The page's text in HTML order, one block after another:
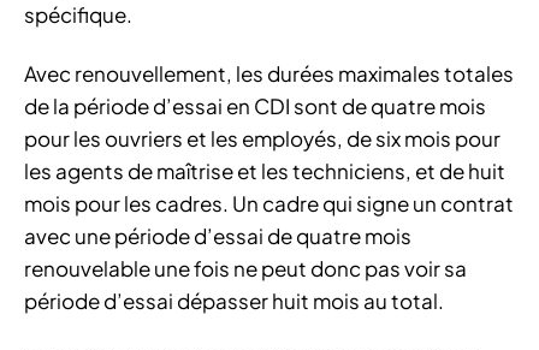
spécifique.
Avec renouvellement, les durées maximales totales
de la période d’essai en CDI sont de quatre mois
pour les ouvriers et les employés, de six mois pour
les agents de maîtrise et les techniciens, et de huit
mois pour les cadres. Un cadre qui signe un contrat
avec une période d’essai de quatre mois
renouvelable une fois ne peut donc pas voir sa
période d’essai dépasser huit mois au total.